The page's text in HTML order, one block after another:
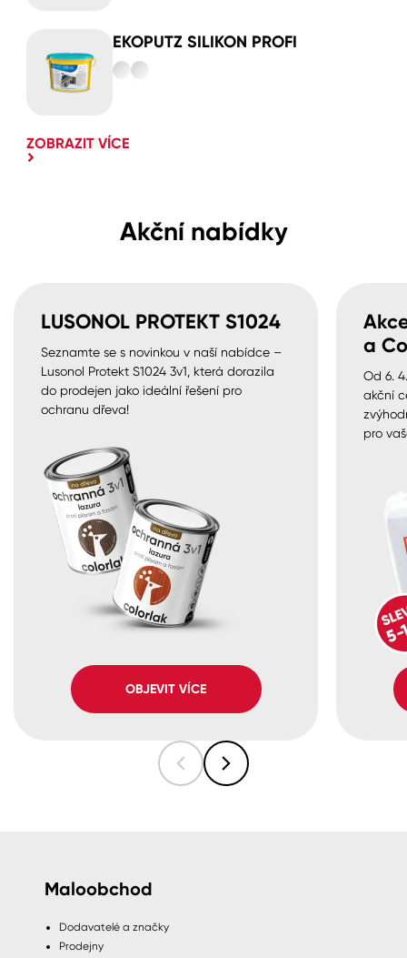
EKOPUTZ SILIKON PROFI
ZOBRAZIT VÍCE
Akční nabídky
LUSONOL PROTEKT S1024
Seznamte se s novinkou v naší nabídce –
Lusonol Protekt S1024 3v1, která dorazila
do prodejen jako ideální řešení pro
ochranu dřeva!
OBJEVIT VÍCE
a
Od 6.
akční
pro
Maloobchod
Dodavatelé a značky
Prodejny